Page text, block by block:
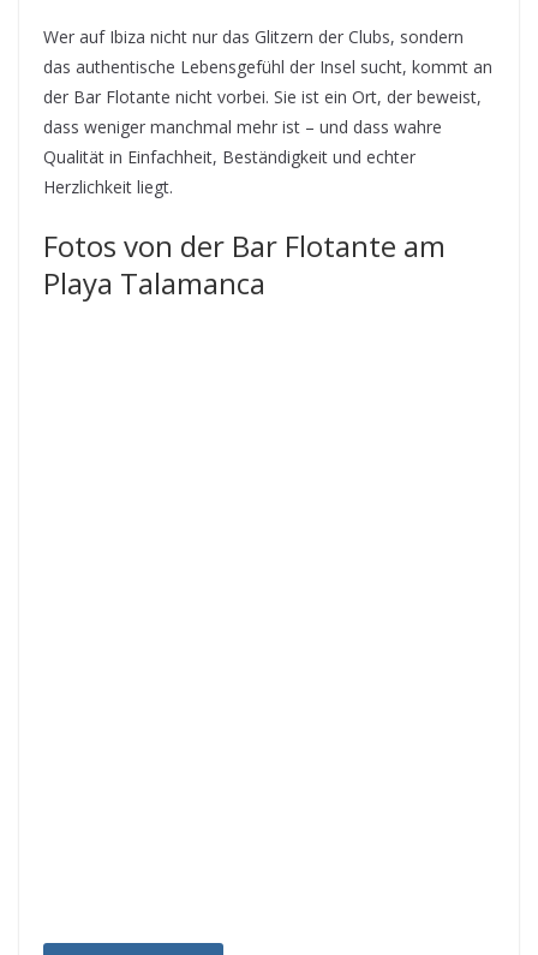
Wer auf Ibiza nicht nur das Glitzern der Clubs, sondern
das authentische Lebensgefühl der Insel sucht, kommt an
der Bar Flotante nicht vorbei. Sie ist ein Ort, der beweist,
dass weniger manchmal mehr ist – und dass wahre
Qualität in Einfachheit, Beständigkeit und echter
Herzlichkeit liegt.
Fotos von der Bar Flotante am
Playa Talamanca